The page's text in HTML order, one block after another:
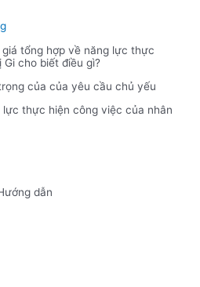
tổng hợp về năng lực thực
cho biết điều gì?
của của yêu cầu chủ yếu
lực thực hiện công việc của nhân
dẫn